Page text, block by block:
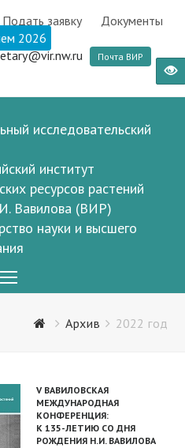
Подать заявку
Документы
2026
Почта ВИР
исследовательский
институт
ресурсов растений
Вавилова (ВИР)
науки и высшего
Menu Архив 2022 год
V ВАВИЛОВСКАЯ
МЕЖДУНАРОДНАЯ
КОНФЕРЕНЦИЯ:
К 135-ЛЕТИЮ СО ДНЯ
РОЖДЕНИЯ Н.И. ВАВИЛОВА